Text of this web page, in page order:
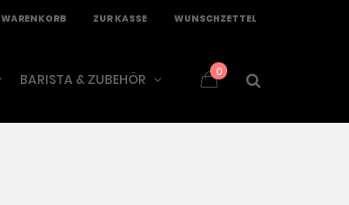
WARENKORB ZUR KASSE WUNSCHZETTEL
BARISTA & ZUBEHÖR 0